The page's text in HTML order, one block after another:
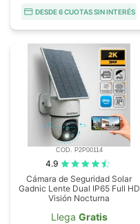
DESDE 6 CUOTAS SIN INTERÉS
COD. P2P00114
4.9
Cámara de Seguridad Solar
Gadnic Lente Dual IP65 Full HD
Visión Nocturna
Llega Gratis